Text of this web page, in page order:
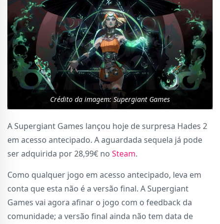
Crédito da imagem: Supergiant Games
A Supergiant Games lançou hoje de surpresa Hades 2
em acesso antecipado. A aguardada sequela já pode
ser adquirida por 28,99€ no Steam.
Como qualquer jogo em acesso antecipado, leva em
conta que esta não é a versão final. A Supergiant
Games vai agora afinar o jogo com o feedback da
comunidade; a versão final ainda não tem data de